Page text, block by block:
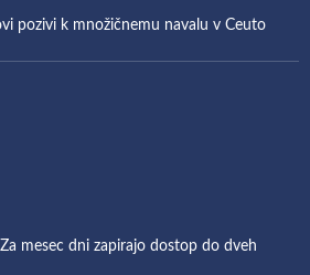
pozivi k množičnemu navalu v Ceuto
mesec dni zapirajo dostop do dveh